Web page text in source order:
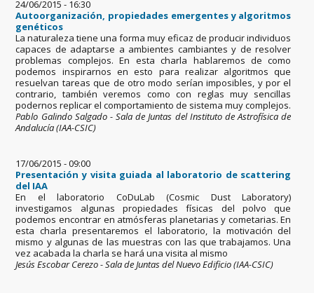
24/06/2015 - 16:30
Autoorganización, propiedades emergentes y algoritmos
genéticos
La naturaleza tiene una forma muy eficaz de producir individuos
capaces de adaptarse a ambientes cambiantes y de resolver
problemas complejos. En esta charla hablaremos de como
podemos inspirarnos en esto para realizar algoritmos que
resuelvan tareas que de otro modo serían imposibles, y por el
contrario, también veremos como con reglas muy sencillas
podernos replicar el comportamiento de sistema muy complejos.
Pablo Galindo Salgado - Sala de Juntas del Instituto de Astrofísica de
Andalucía (IAA-CSIC)
17/06/2015 - 09:00
Presentación y visita guiada al laboratorio de scattering
del IAA
En el laboratorio CoDuLab (Cosmic Dust Laboratory)
investigamos algunas propiedades físicas del polvo que
podemos encontrar en atmósferas planetarias y cometarias. En
esta charla presentaremos el laboratorio, la motivación del
mismo y algunas de las muestras con las que trabajamos. Una
vez acabada la charla se hará una visita al mismo
Jesús Escobar Cerezo - Sala de Juntas del Nuevo Edificio (IAA-CSIC)